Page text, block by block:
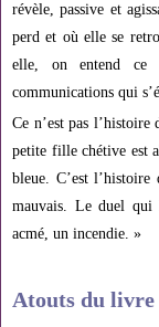
révèle, passive et
perd et où elle se
elle, on entend ce
communications qui
Ce n’est pas
petite fille chétive est
bleue. C’est
mauvais. Le duel qui
acmé, un incendie. »
Atouts du livre